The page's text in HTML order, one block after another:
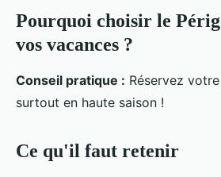
Pourquoi choisir le
vos vacances ?
Conseil pratique : Réservez
surtout en haute saison !
Ce qu'il faut retenir